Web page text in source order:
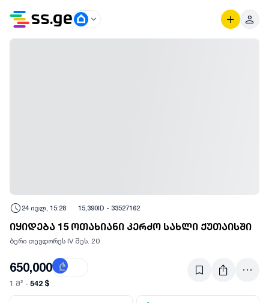
24 ივლ, 15:28 15,390ID - 33527162
იყიდება 15 ოთახიანი კერძო სახლი ქუთაისში
ბერი თევდორეს IV შეს. 20
650,000 ₾
1 მ² - 542 $